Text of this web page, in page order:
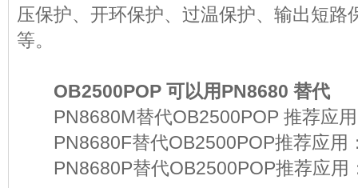
压保护、开环保护、过温保护、输出短路
等。
OB2500POP 可以用PN8680 替
PN8680M替代OB2500POP 推荐
PN8680F替代OB2500POP推荐应
PN8680P替代OB2500POP推荐应用